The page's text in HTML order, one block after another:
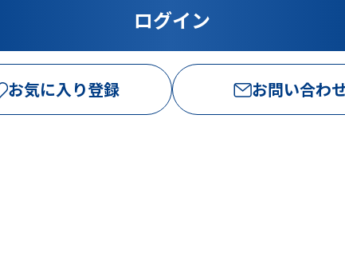
お気に入り登録 お問い合わ